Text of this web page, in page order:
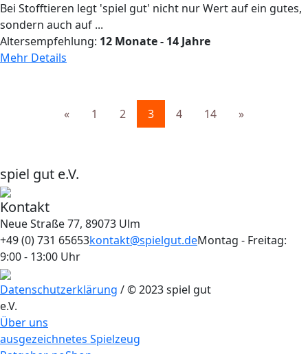
Bei Stofftieren legt 'spiel gut' nicht nur Wert auf ein gutes,
sondern auch auf ...
Altersempfehlung: 12 Monate - 14 Jahre
Mehr Details
« 1 2 3 4 14 »
spiel gut e.V.
Kontakt
Neue Straße 77, 89073 Ulm
+49 (0) 731 65653kontakt@spielgut.deMontag - Freitag:
9:00 - 13:00 Uhr
Datenschutzerklärung / © 2023 spiel gut
e.V.
Über uns
ausgezeichnetes Spielzeug